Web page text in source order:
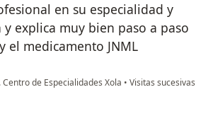
en su especialidad y
explica muy bien paso a paso
el medicamento JNML
de Especialidades Xola • Visitas sucesivas
JNML